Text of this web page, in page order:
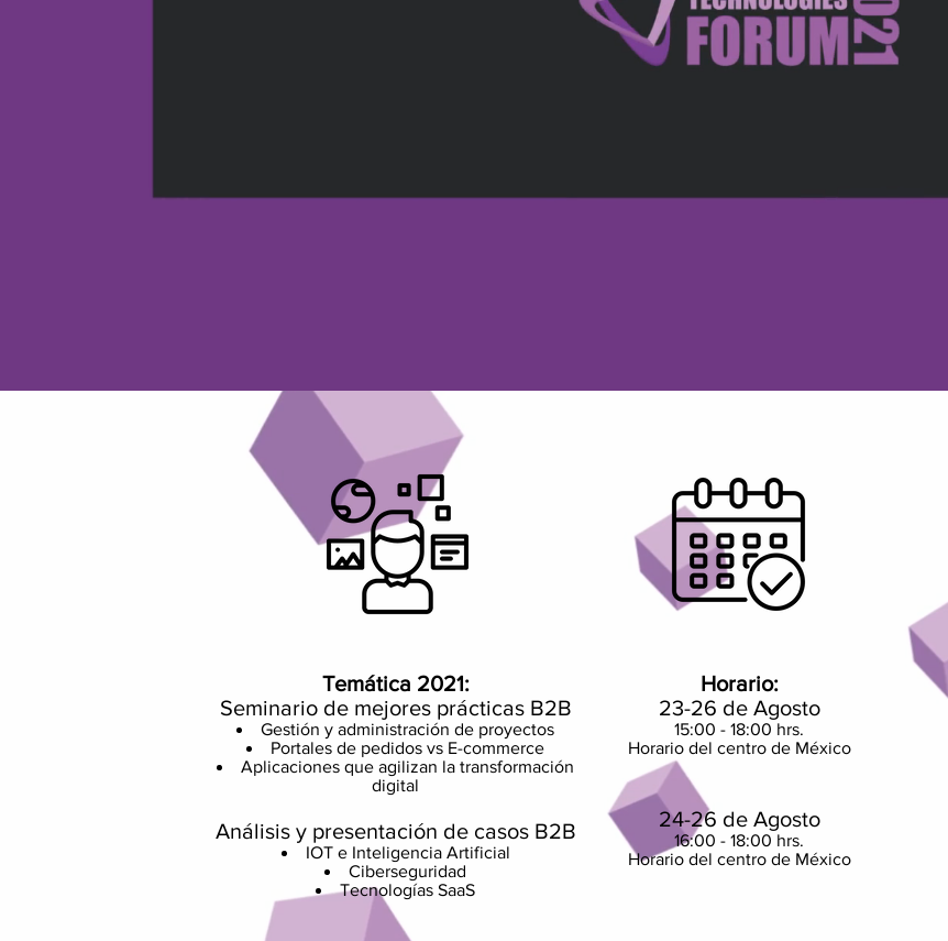
Temática 2021:
Seminario de mejores prácticas B2B
Gestión y administración de proyectos
Portales de pedidos vs E-commerce
Aplicaciones que agilizan la transformación
digital
Análisis y presentación de casos B2B
IOT e Inteligencia Artificial
Ciberseguridad
Tecnologías SaaS
Horario:
23-26 de Agosto
15:00 - 18:00 hrs.
Horario del centro de México
24-26 de Agosto
16:00 - 18:00 hrs.
Horario del centro de México